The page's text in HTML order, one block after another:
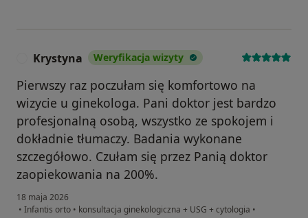
Krystyna Weryfikacja wizyty
Pierwszy raz poczułam się komfortowo na
wizycie u ginekologa. Pani doktor jest bardzo
profesjonalną osobą, wszystko ze spokojem i
dokładnie tłumaczy. Badania wykonane
szczegółowo. Czułam się przez Panią doktor
zaopiekowania na 200%.
18 maja 2026
• Infantis orto • konsultacja ginekologiczna + USG + cytologia •